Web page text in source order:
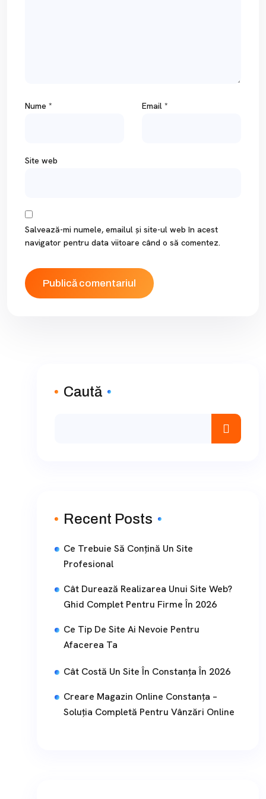
Nume * Email *
Site web
Salvează-mi numele, emailul și site-ul web în acest
navigator pentru data viitoare când o să comentez.
Caută
Recent Posts
Ce Trebuie Să Conțină Un Site
Profesional
Cât Durează Realizarea Unui Site Web?
Ghid Complet Pentru Firme În 2026
Ce Tip De Site Ai Nevoie Pentru
Afacerea Ta
Cât Costă Un Site În Constanța În 2026
Creare Magazin Online Constanța –
Soluția Completă Pentru Vânzări Online